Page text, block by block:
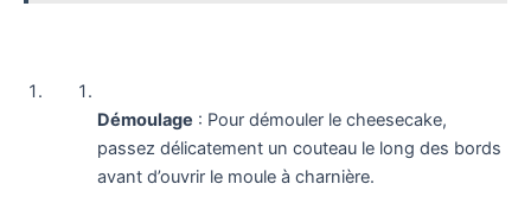
Démoulage : Pour démouler le cheesecake,
passez délicatement un couteau le long des bords
avant d’ouvrir le moule à charnière.